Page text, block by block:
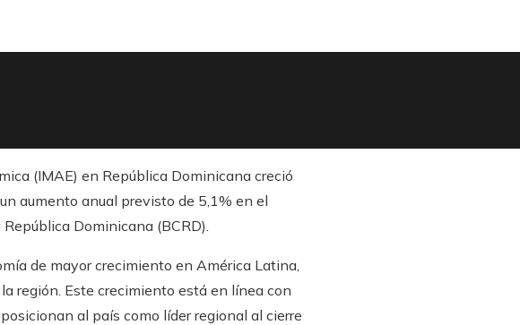
(IMAE) en República Dominicana creció
aumento anual previsto de 5,1% en el
Dominicana (BCRD).
de mayor crecimiento en América Latina,
región. Este crecimiento está en línea con
al país como líder regional al cierre